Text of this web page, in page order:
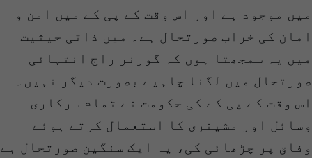
میں موجود ہے اور اس وقت کے پی کے میں امن و
امان کی خراب صورتحال ہے۔ میں ذاتی حیثیت
میں یہ سمجھتا ہوں کہ گورنر راج انتہائی
صورتحال میں لگنا چاہیے بصورت دیگر نہیں۔
اس وقت کے پی کے کی حکومت نے تمام سرکاری
وسائل اور مشینری کا استعمال کرتے ہوئے
وفاق پر چڑھائی کی، یہ ایک سنگین صورتحال ہے